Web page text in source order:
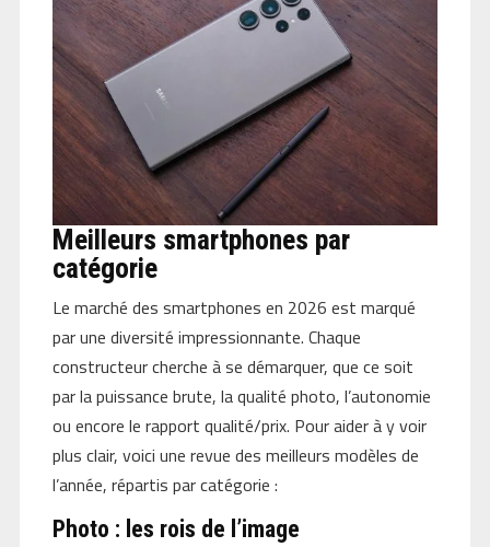
Meilleurs smartphones par
catégorie
Le marché des smartphones en 2026 est marqué
par une diversité impressionnante. Chaque
constructeur cherche à se démarquer, que ce soit
par la puissance brute, la qualité photo, l’autonomie
ou encore le rapport qualité/prix. Pour aider à y voir
plus clair, voici une revue des meilleurs modèles de
l’année, répartis par catégorie :
Photo : les rois de l’image